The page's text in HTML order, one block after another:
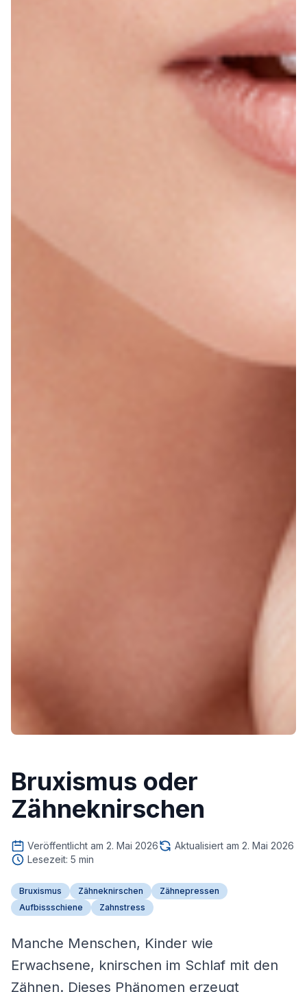
Bruxismus oder
Zähneknirschen
Veröffentlicht am 2. Mai 2026
Aktualisiert am 2. Mai 2026
Lesezeit: 5 min
Bruxismus Zähneknirschen
Zähnepressen
Aufbissschiene
Zahnstress
Manche Menschen, Kinder wie
Erwachsene, knirschen im Schlaf mit den
Zähnen. Dieses Phänomen erzeugt